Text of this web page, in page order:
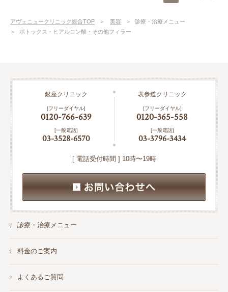
アヴェニュークリニック総合TOP 美容
診療・治療メニュー
ボトックス・ヒアルロン酸・その他フィラー
銀座クリニック
[フリーダイヤル]
0120-766-639
[一般電話]
03-3528-6570
表参道クリニック
[フリーダイヤル]
0120-365-558
[一般電話]
03-3796-3434
[ 電話受付時間 ] 10時〜19時
診療・治療メニュー
料金のご案内
よくあるご質問